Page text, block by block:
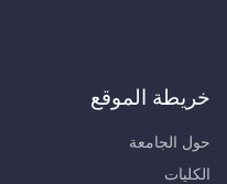
خريطة الموقع
حول الجامعة
الكليات